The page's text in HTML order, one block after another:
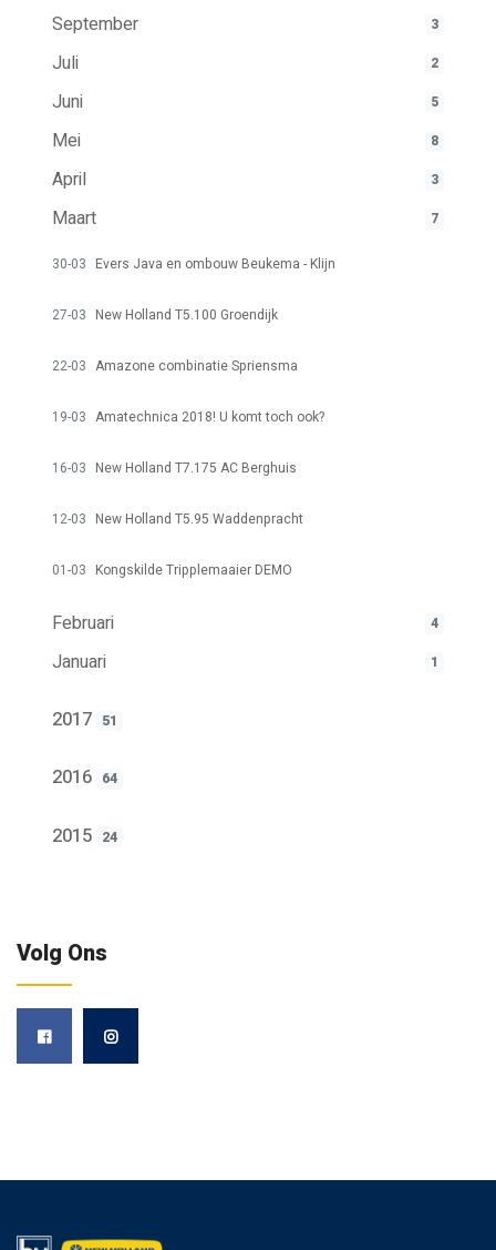
September 3
Juli 2
Juni 5
Mei 8
April 3
Maart 7
30-03 Evers Java en ombouw Beukema - Klijn
27-03 New Holland T5.100 Groendijk
22-03 Amazone combinatie Spriensma
19-03 Amatechnica 2018! U komt toch ook?
16-03 New Holland T7.175 AC Berghuis
12-03 New Holland T5.95 Waddenpracht
01-03 Kongskilde Tripplemaaier DEMO
Februari 4
Januari 1
2017 51
2016 64
2015 24
Volg Ons